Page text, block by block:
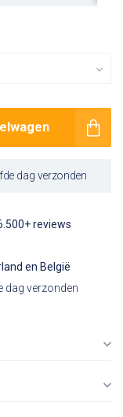
dag verzonden
reviews
en België
dag verzonden